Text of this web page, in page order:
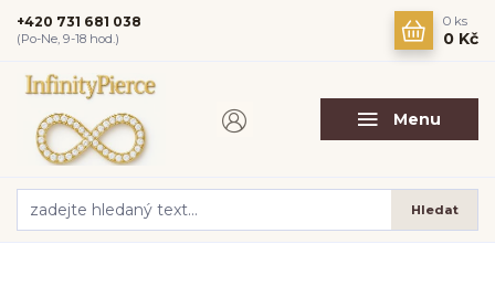
Menu
Hledat
+420 731 681 038
(Po-Ne, 9-18 hod.)
0 ks
0 Kč